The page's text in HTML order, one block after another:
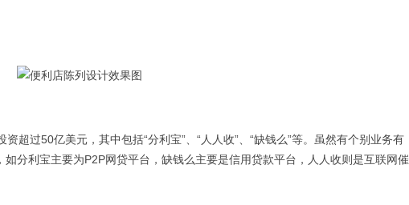
过50亿美元，其中包括“分利宝”、“人人收”、“缺钱么”等。虽然有个别业务有
分利宝主要为P2P网贷平台，缺钱么主要是信用贷款平台，人人收则是互联网催